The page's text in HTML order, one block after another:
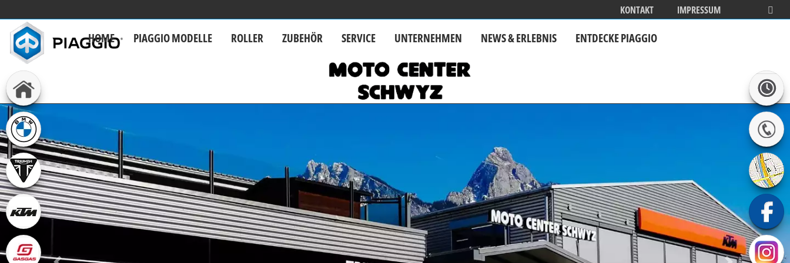
KONTAKT IMPRESSUM
HOME PIAGGIO MODELLE ROLLER ZUBEHÖR SERVICE UNTERNEHMEN NEWS & ERLEBNIS ENTDECKE PIAGGIO
25 JAHRE BEVERLY STYLE
MEHR INFOS